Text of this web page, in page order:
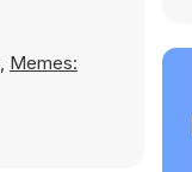
, Memes: